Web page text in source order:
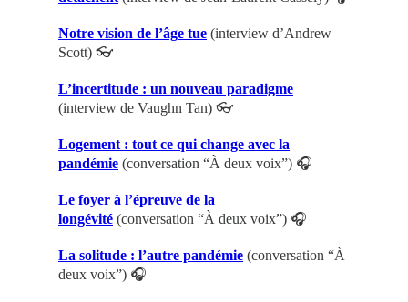
Notre vision de l’âge tue (interview d’Andrew
Scott) 👓
L’incertitude : un nouveau paradigme
(interview de Vaughn Tan) 👓
Logement : tout ce qui change avec la
pandémie (conversation “À deux voix”) 🎧
Le foyer à l’épreuve de la
longévité (conversation “À deux voix”) 🎧
La solitude : l’autre pandémie (conversation “À
deux voix”) 🎧